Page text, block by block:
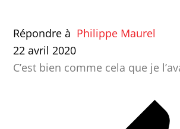
Répondre à Philippe Maurel
22 avril 2020
C’est bien comme cela que je